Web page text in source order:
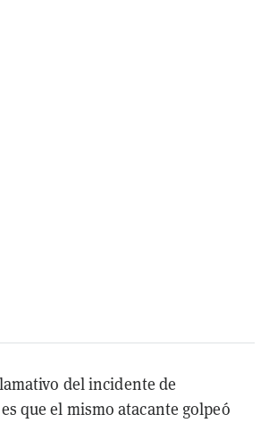
del incidente de
que el mismo atacante golpeó